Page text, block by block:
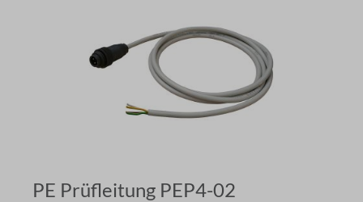
PE Prüfleitung PEP4-02